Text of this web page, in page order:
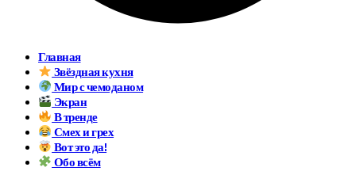
Главная
Звёздная кухня
Мир с чемоданом
Экран
В тренде
Смех и грех
Вот это да!
Обо всём